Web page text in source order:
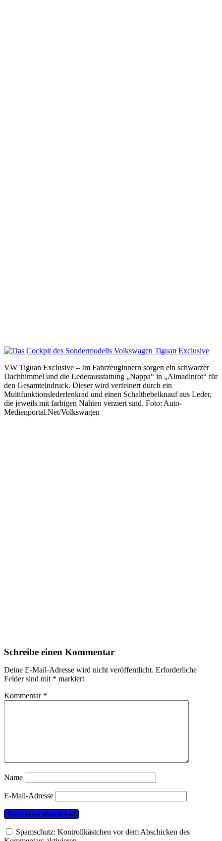
VW Tiguan Exclusive – Im Fahrzeuginnern sorgen ein schwarzer
Dachhimmel und die Lederausstattung „Nappa“ in „Almadinrot“ für
den Gesamteindruck. Dieser wird verfeinert durch ein
Multifunktionslederlenkrad und einen Schalthebelknauf aus Leder,
die jeweils mit farbigen Nähten verziert sind. Foto: Auto-
Medienportal.Net/Volkswagen
Schreibe einen Kommentar
Deine E-Mail-Adresse wird nicht veröffentlicht. Erforderliche
Felder sind mit * markiert
Kommentar *
Name
E-Mail-Adresse
Spamschutz: Kontrollkästchen vor dem Abschicken des